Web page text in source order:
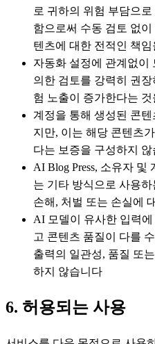
로 귀하의 위험 부담으
함으로써 수동 검토 없
텐츠에 대한 전적인 책
자동화 설정에 관계없이
의한 검토를 강력히 권
험 노출이 증가한다는
계정을 통해 생성된 콘
지만, 이는 해당 콘텐츠
다는 보증을 구성하지
AI Blog Press, 소유자 및
는 기타 방식으로 사용
손해, 처벌 또는 손실에
AI 모델이 유사한 입력
고 콘텐츠 품질이 다를
출력의 일관성, 품질 또
하지 않습니다
6. 허용되는 사용